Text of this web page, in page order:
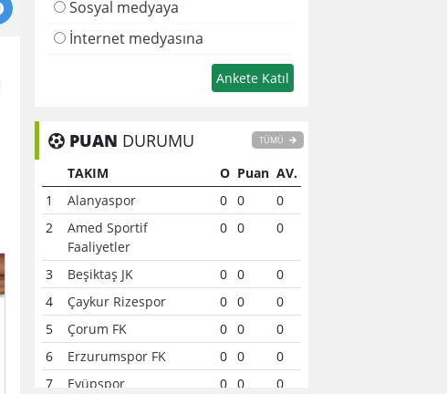
Sosyal medyaya
İnternet medyasına
PUAN DURUMU TÜMÜ
TAKIM O Puan AV.
1
Alanyaspor 0 0
0
2
Amed Sportif
Faaliyetler
0 0 0
3 Beşiktaş JK 0 0
0
4
Çaykur Rizespor 0 0
0
5
Çorum FK 0 0
0
6
Erzurumspor FK 0 0
0
7
Eyüpspor 0 0
0